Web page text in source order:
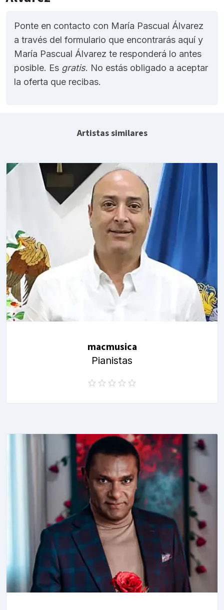
Ponte en contacto con María Pascual Álvarez
a través del formulario que encontrarás aquí y
María Pascual Álvarez te responderá lo antes
posible. Es gratis. No estás obligado a aceptar
la oferta que recibas.
Artistas similares
macmusica
Pianistas